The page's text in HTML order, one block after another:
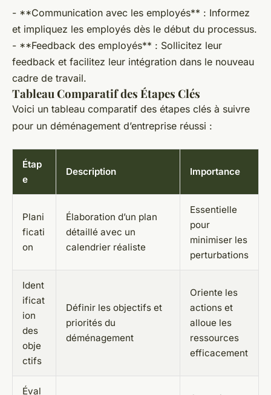
- **Communication avec les employés** : Informez
et impliquez les employés dès le début du processus.
- **Feedback des employés** : Sollicitez leur
feedback et facilitez leur intégration dans le nouveau
cadre de travail.
Tableau Comparatif des Étapes Clés
Voici un tableau comparatif des étapes clés à suivre
pour un déménagement d’entreprise réussi :
Étap
e
Description Importance
Plani
ficati
on
Élaboration d’un plan
détaillé avec un
calendrier réaliste
Essentielle
pour
minimiser les
perturbations
Ident
ificat
ion
des
obje
ctifs
Définir les objectifs et
priorités du
déménagement
Oriente les
actions et
alloue les
ressources
efficacement
Éval